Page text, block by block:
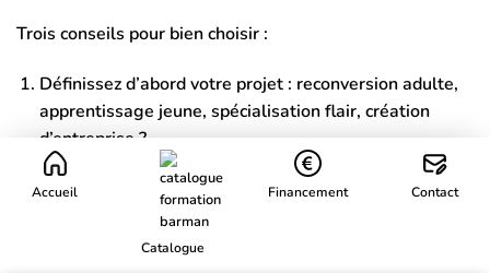
Trois conseils pour bien choisir :
Définissez d’abord votre projet : reconversion adulte,
apprentissage jeune, spécialisation flair, création
d’entreprise ?
Vérifiez les 2 mentions obligatoires : Qualiopi + RNCP.
Sans ces deux labels, pas de financement public.
Comparez le ratio prix/heure : c’est le seul indicateur
Accueil
Catalogue
Financement Contact